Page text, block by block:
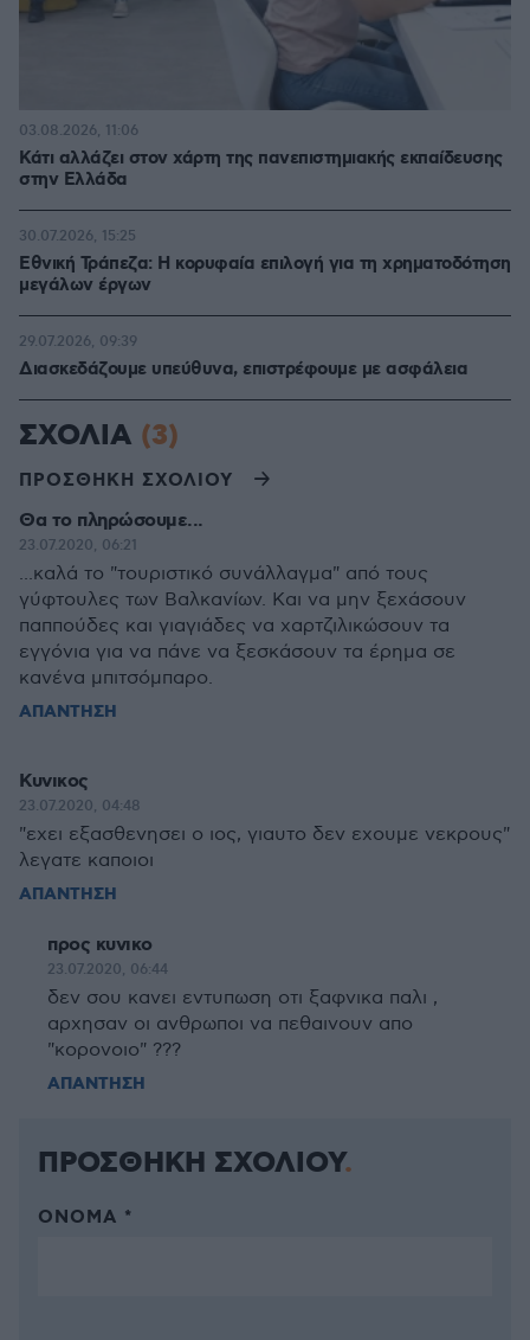
Κάτι αλλάζει στον χάρτη της πανεπιστημιακής εκπαίδευσης
στην Ελλάδα
03.08.2026, 11:06
Εθνική Τράπεζα: Η κορυφαία επιλογή για τη χρηματοδότηση
μεγάλων έργων
30.07.2026, 15:25
Διασκεδάζουμε υπεύθυνα, επιστρέφουμε με ασφάλεια
29.07.2026, 09:39
ΣΧΟΛΙΑ (3)
ΠΡΟΣΘΗΚΗ ΣΧΟΛΙΟΥ
Θα το πληρώσουμε...
23.07.2020, 06:21
...καλά το "τουριστικό συνάλλαγμα" από τους
γύφτουλες των Βαλκανίων. Και να μην ξεχάσουν
παππούδες και γιαγιάδες να χαρτζιλικώσουν τα
εγγόνια για να πάνε να ξεσκάσουν τα έρημα σε
κανένα μπιτσόμπαρο.
ΑΠΑΝΤΗΣΗ
Κυνικος
23.07.2020, 04:48
"εχει εξασθενησει ο ιος, γιαυτο δεν εχουμε νεκρους"
λεγατε καποιοι
ΑΠΑΝΤΗΣΗ
προς κυνικο
23.07.2020, 06:44
δεν σου κανει εντυπωση οτι ξαφνικα παλι ,
αρχησαν οι ανθρωποι να πεθαινουν απο
"κορονοιο" ???
ΑΠΑΝΤΗΣΗ
ΠΡΟΣΘΗΚΗ ΣΧΟΛΙΟΥ
ΌΝΟΜΑ *